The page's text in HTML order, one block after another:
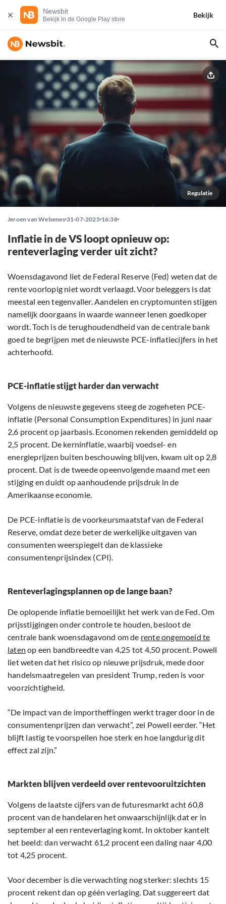
Newsbit
Bekijk in de Google Play store
Bekijk
Regulatie
Jeroen van Welsenes 31-07-2025 16:38
Inflatie in de VS loopt opnieuw op:
renteverlaging verder uit zicht?
Woensdagavond liet de Federal Reserve (Fed) weten dat de
rente voorlopig niet wordt verlaagd. Voor beleggers is dat
meestal een tegenvaller. Aandelen en cryptomunten stijgen
namelijk doorgaans in waarde wanneer lenen goedkoper
wordt. Toch is de terughoudendheid van de centrale bank
goed te begrijpen met de nieuwste PCE-inflatiecijfers in het
achterhoofd.
PCE-inflatie stijgt harder dan verwacht
Volgens de nieuwste gegevens steeg de zogeheten PCE-
inflatie (Personal Consumption Expenditures) in juni naar
2,6 procent op jaarbasis. Economen rekenden gemiddeld op
2,5 procent. De kerninflatie, waarbij voedsel- en
energieprijzen buiten beschouwing blijven, kwam uit op 2,8
procent. Dat is de tweede opeenvolgende maand met een
stijging en duidt op aanhoudende prijsdruk in de
Amerikaanse economie.
De PCE-inflatie is de voorkeursmaatstaf van de Federal
Reserve, omdat deze beter de werkelijke uitgaven van
consumenten weerspiegelt dan de klassieke
consumentenprijsindex (CPI).
Renteverlagingsplannen op de lange baan?
De oplopende inflatie bemoeilijkt het werk van de Fed. Om
prijsstijgingen onder controle te houden, besloot de
centrale bank woensdagavond om de rente ongemoeid te
laten op een bandbreedte van 4,25 tot 4,50 procent. Powell
liet weten dat het risico op nieuwe prijsdruk, mede door
handelsmaatregelen van president Trump, reden is voor
voorzichtigheid.
“De impact van de importheffingen werkt trager door in de
consumentenprijzen dan verwacht”, zei Powell eerder. “Het
blijft lastig te voorspellen hoe sterk en hoe langdurig dit
effect zal zijn.”
Markten blijven verdeeld over rentevooruitzichten
Volgens de laatste cijfers van de futuresmarkt acht 60,8
procent van de handelaren het onwaarschijnlijk dat er in
september al een renteverlaging komt. In oktober kantelt
het beeld: dan verwacht 61,2 procent een daling naar 4,00
tot 4,25 procent.
Voor december is die verwachting nog sterker: slechts 15
procent rekent dan op géén verlaging. Dat suggereert dat